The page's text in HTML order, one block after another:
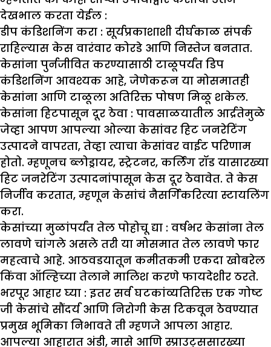
देखभाल करता येईल :
डीप कंडिशनिंग करा : सूर्यप्रकाशाशी दीर्घकाळ संपर्क
राहिल्यास केस वारंवार कोरडे आणि निस्तेज बनतात.
केसांना पुर्नजीवित करण्यासाठी टाळूपर्यंत डिप
कंडिशनिंग आवश्यक आहे, जेणेकरून या मोसमातही
केसांना आणि टाळूला अतिरिक्त पोषण मिळू शकेल.
केसांना हिटपासून दूर ठेवा : पावसाळयातील आर्द्रतेमुळे
जेव्हा आपण आपल्या ओल्या केसांवर हिट जनरेटिंग
उत्पादने वापरता, तेव्हा त्याचा केसांवर वाईट परिणाम
होतो. म्हणूनच ब्लोड्रायर, स्ट्रेटनर, कर्लिंग रॉड यासारख्या
हिट जनरेटिंग उत्पादनांपासून केस दूर ठेवावेत. ते केस
निर्जीव करतात, म्हणून केसांचं नैसर्गिकरित्या स्टायलिंग
करा.
केसांच्या मुळांपर्यंत तेल पोहोचू द्या : वर्षभर केसांना तेल
लावणे चांगले असले तरी या मोसमात तेल लावणे फार
महत्वाचे आहे. आठवडयातून कमीतकमी एकदा खोबरेल
किंवा ऑल्हिच्या तेलाने मालिश करणे फायदेशीर ठरते.
भरपूर आहार घ्या : इतर सर्व घटकांव्यतिरिक्त एक गोष्ट
जी केसांचे सौंदर्य आणि निरोगी केस टिकवून ठेवण्यात
प्रमुख भूमिका निभावते ती म्हणजे आपला आहार.
आपल्या आहारात अंडी, मासे आणि स्प्राउट्ससारख्या